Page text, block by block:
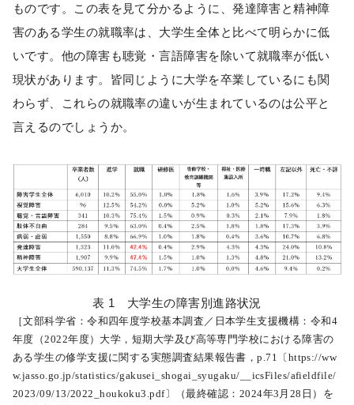
ものです。この表を見て分かるように、発達障害と精神障
害のある学生の就職率は、大学生全体と比べて明らかに低
いです。他の障害も聴覚・言語障害を除いて就職率が低い
現状があります。皆同じように大学を卒業しているにも関
わらず、これらの就職率の違いが生まれているのは公平と
言えるのでしょうか。
表 1 大学生の障害別進路状況
［文部科学省：令和四年度学校基本調査／日本学生支援機構：令和4
年度（2022年度）大学，短期大学及び高等専門学校における障害の
ある学生の修学支援に関する実態調査結果報告書，p.71〔https://ww
w.jasso.go.jp/statistics/gakusei_shogai_syugaku/__icsFiles/afieldfile/
2023/09/13/2022_houkoku3.pdf〕（最終確認：2024年3月28日）を